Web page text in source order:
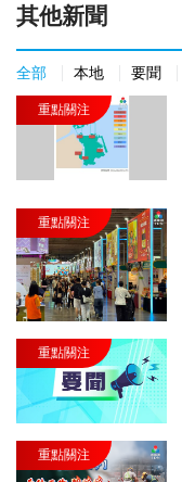
其他新聞
全部 本地 要聞